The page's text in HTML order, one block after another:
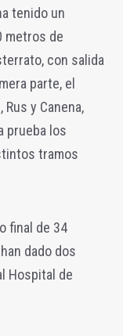
tenido un
metros de
con salida
parte, el
y Canena,
prueba los
tramos
final de 34
dado dos
Hospital de